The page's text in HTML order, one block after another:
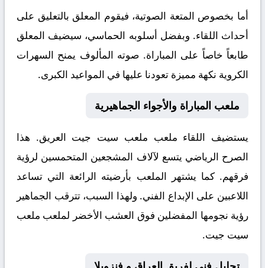
أما بخصوص المتعة الصوتية، فيقوم المعلق بالتعليق على
أحداث اللقاء. وبفضل أسلوبه الحماسي، سيضيف المعلق
طابعاً خاصاً على المباراة. صوته المألوف يمنح السهرات
الكروية نكهة مميزة تعودنا عليها في المواعيد الكبرى.
ملعب المباراة والأجواء الجماهيرية
يستضيف اللقاء ملعب ملعب سيت جيت العريق. هذا
الصرح الرياضي يتسع لآلاف المشجعين المتحمسين لرؤية
فرقهم. كما يشتهر الملعب بأرضيته الرائعة التي تساعد
اللاعبين على الإبداع الفني. ولهذا السبب، تترقب الجماهير
رؤية نجومها المفضلين فوق العشب الأخضر لملعب ملعب
سيت جيت.